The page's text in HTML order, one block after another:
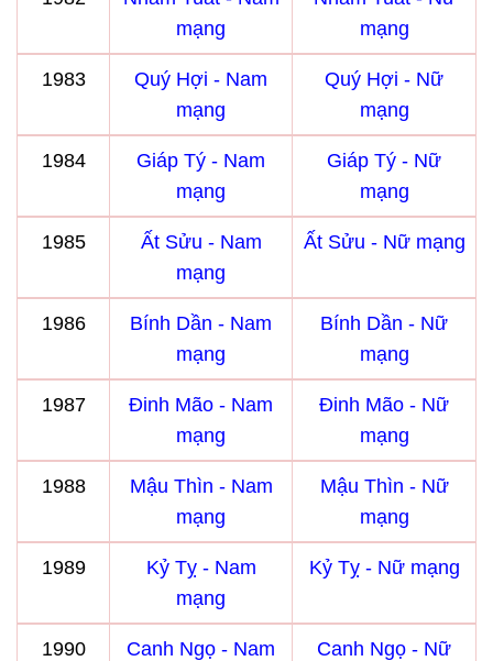
mạng
mạng
1983
Quý Hợi - Nam
mạng
Quý Hợi - Nữ
mạng
1984
Giáp Tý - Nam
mạng
Giáp Tý - Nữ
mạng
1985
Ất Sửu - Nam
mạng
Ất Sửu - Nữ mạng
1986
Bính Dần - Nam
mạng
Bính Dần - Nữ
mạng
1987
Đinh Mão - Nam
mạng
Đinh Mão - Nữ
mạng
1988
Mậu Thìn - Nam
mạng
Mậu Thìn - Nữ
mạng
1989
Kỷ Tỵ - Nam
mạng
Kỷ Tỵ - Nữ mạng
1990
Canh Ngọ - Nam
Canh Ngọ - Nữ